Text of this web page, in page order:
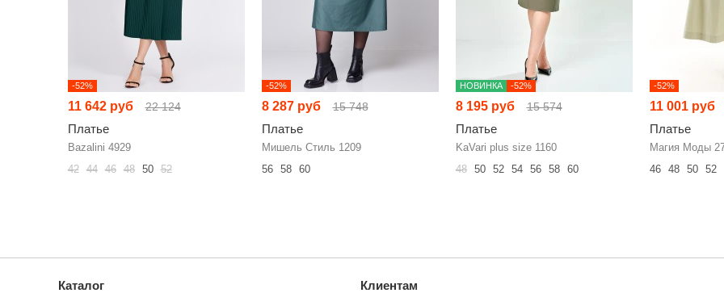
-52%
11 642 руб 22 124
Платье
Bazalini 4929
42 44 46 48 50 52
-52%
8 287 руб 15 748
Платье
Мишель Стиль 1209
56
58 60
НОВИНКА -52%
8 195 руб 15 574
Платье
KaVari plus size 1160
48
50 52 54 56 58 60
-52%
11 001 руб
Платье
Магия Моды
46
48 50 52
Каталог
Клиентам